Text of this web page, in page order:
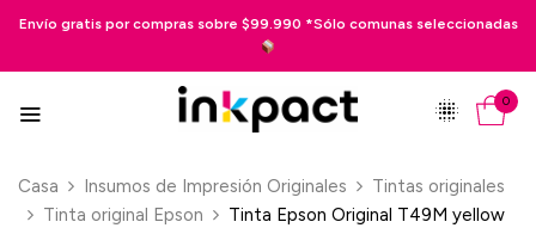
*Sólo comunas seleccionadas
0
Casa Insumos de Impresión Originales
Tintas originales
Tinta original Epson
Tinta Epson Original T49M yellow